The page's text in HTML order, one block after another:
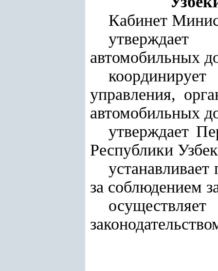
Кабинет
автомобильных
управления,
автомобильных
утверждает
Республики
за соблюдением